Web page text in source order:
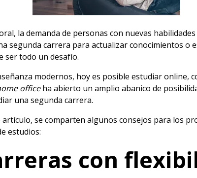
la demanda de personas con nuevas
segunda carrera para actualizar conocimientos o
ser todo un desafío.
modernos, hoy es posible estudiar online,
officeha abierto un amplio abanico de
una segunda carrera.
artículo, se comparten algunos consejos para los
estudios:
con